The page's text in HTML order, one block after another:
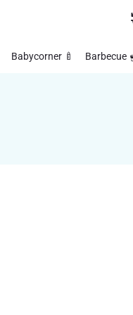
Babycorner 🍼 Barbecue